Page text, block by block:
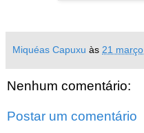
Miquéas Capuxu às 21 março
Nenhum comentário:
Postar um comentário